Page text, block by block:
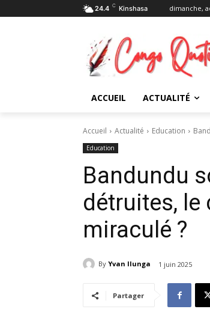
24.4 C Kinshasa dimanche,
ACCUEIL ACTUALITÉ
Accueil Actualité Education
Education
Bandundu
détruites, le
miraculé ?
By Yvan Ilunga 1 juin 2025
Partager